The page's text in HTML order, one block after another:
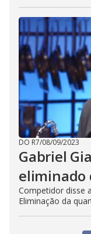
DO R7/08/09/2023
Gabriel
eliminado
Competidor disse
Eliminação da